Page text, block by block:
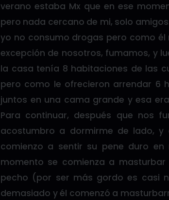
verano estaba Mx que en ese
pero nada cercano de mi, solo
yo no consumo drogas pero como
excepción de nosotros, fumamos, y
la casa tenía 8 habitaciones de las
pero como le ofrecieron arrendar 6
juntos en una cama grande y esa
Para continuar, después que nos
acostumbro a dormirme de lado,
comienzo a sentir su pene duro
momento se comienza a
pecho (por ser más gordo es casi
demasiado y él comenzó a